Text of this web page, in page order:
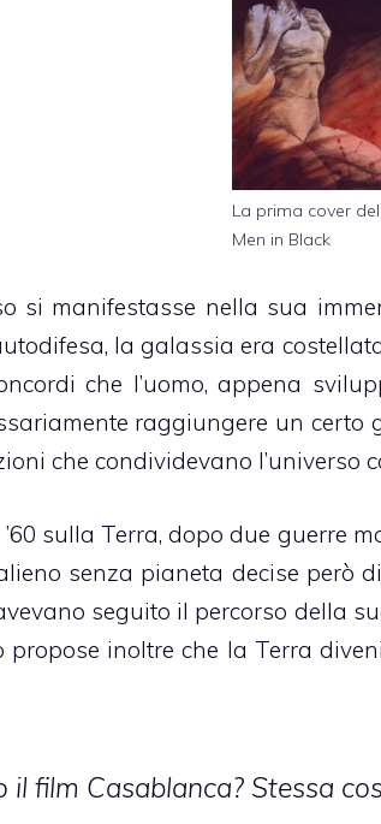
La prima cover
Men in Black
si manifestasse nella sua
la galassia era
che l’uomo, appena
raggiungere un
che condividevano l’universo
sulla Terra, dopo due guerre
senza pianeta decise però
seguito il percorso della
propose inoltre che la Terra
il film Casablanca? Stessa